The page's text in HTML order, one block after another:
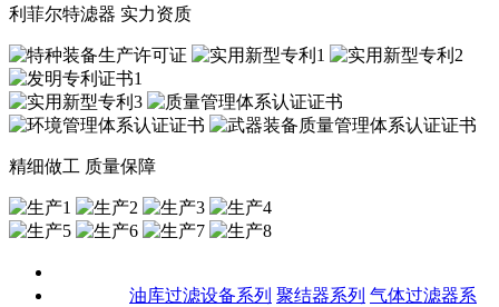
利菲尔特滤器 实力资质
精细做工 质量保障
油库过滤设备系列 聚结器系列 气体过滤器系